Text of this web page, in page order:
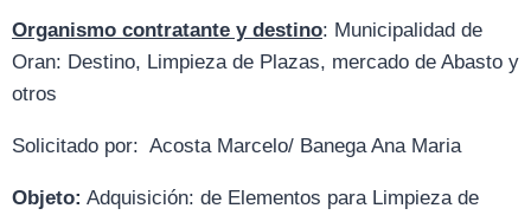
Organismo contratante y destino: Municipalidad de
Oran: Destino, Limpieza de Plazas, mercado de Abasto y
otros
Solicitado por: Acosta Marcelo/ Banega Ana Maria
Objeto: Adquisición: de Elementos para Limpieza de